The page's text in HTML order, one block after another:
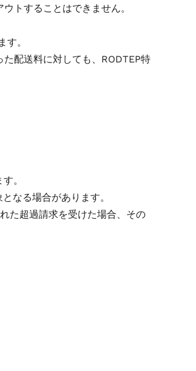
トすることはできません。
。
配送料に対しても、RODTEP特
。
なる場合があります。
た超過請求を受けた場合、その